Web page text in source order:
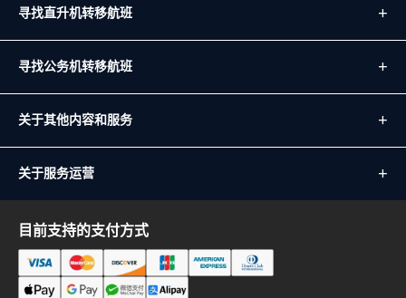
寻找直升机转移航班
寻找公务机转移航班
关于其他内容和服务
关于服务运营
目前支持的支付方式